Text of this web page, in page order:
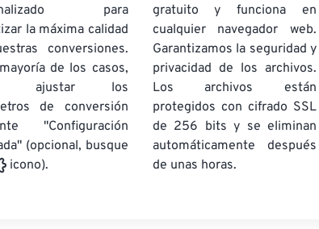
para
la máxima calidad
conversiones.
de los casos,
ajustar los
de conversión
"Configuración
(opcional, busque
icono).
gratuito y funciona en
cualquier navegador web.
Garantizamos la seguridad y
privacidad de los archivos.
Los archivos están
protegidos con cifrado SSL
de 256 bits y se eliminan
automáticamente después
de unas horas.